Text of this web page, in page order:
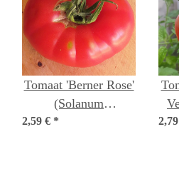
Tomaat 'Berner Rose'
(Solanum
lycopersicum) bio
2,59 € *